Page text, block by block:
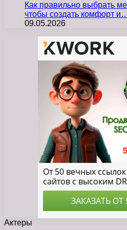
Как правильно выбрать
чтобы создать комфорт
09.05.2026
Актеры